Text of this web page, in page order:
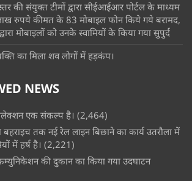
की संयुक्त टीमों द्वारा सीईआईआर पोर्टल के माध्यम
रुपये कीमत के 83 मोबाइल फोन किये गये बरामद,
मोबाइलों को उनके स्वामियों के किया गया सुपुर्द
का मिला शव लोगों में हड़कंप।
NEWS
एक संकल्प है। (2,464)
बहराइच तक नई रेल लाइन बिछाने का कार्य उतरौला में
में हर्ष है। (2,221)
कम्युनिकेशन की दुकान का किया गया उदघाटन